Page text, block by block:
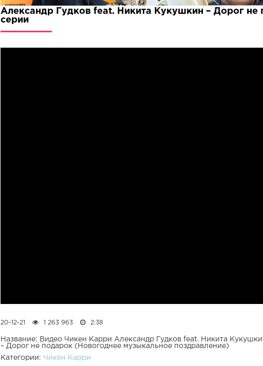
Александр Гудков feat. Никита Кукушкин – Дорог
серии
20-12-21 1 263 963 2:38
Название: Видео Чикен Карри Александр Гудков feat. Никита
– Дорог не подарок (Новогоднее музыкальное поздравление)
Категории: Чикен Карри